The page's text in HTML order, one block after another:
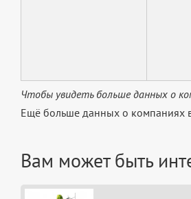
Чтобы увидеть больше данных о
Ещё больше данных о компаниях
Вам может быть